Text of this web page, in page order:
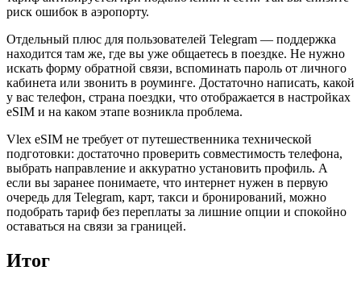
риск ошибок в аэропорту.
Отдельный плюс для пользователей Telegram — поддержка
находится там же, где вы уже общаетесь в поездке. Не нужно
искать форму обратной связи, вспоминать пароль от личного
кабинета или звонить в роуминге. Достаточно написать, какой
у вас телефон, страна поездки, что отображается в настройках
eSIM и на каком этапе возникла проблема.
Vlex eSIM не требует от путешественника технической
подготовки: достаточно проверить совместимость телефона,
выбрать направление и аккуратно установить профиль. А
если вы заранее понимаете, что интернет нужен в первую
очередь для Telegram, карт, такси и бронирований, можно
подобрать тариф без переплаты за лишние опции и спокойно
оставаться на связи за границей.
Итог